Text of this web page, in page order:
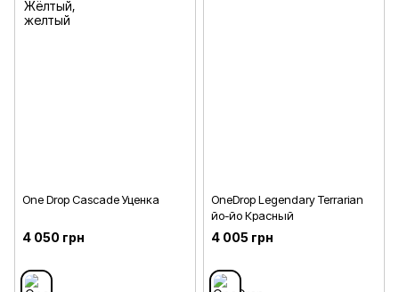
One Drop Cascade Уценка
4 050 грн
OneDrop Legendary Terrarian
йо-йо Красный
4 005 грн